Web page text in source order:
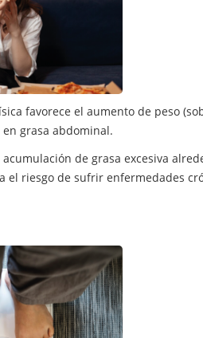
favorece el aumento de peso
grasa abdominal.
de grasa excesiva
el riesgo de sufrir enfermedades